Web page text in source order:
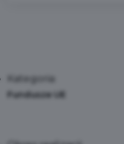
Kategoria:
Fundusze UE